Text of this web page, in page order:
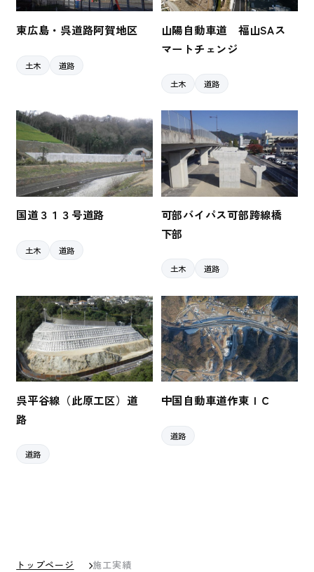
東広島・呉道路阿賀地区
土木 道路
山陽自動車道 福山SAス
マートチェンジ
土木 道路
国道３１３号道路
土木 道路
可部バイパス可部跨線橋
下部
土木 道路
呉平谷線（此原工区）道
路
道路
中国自動車道作東ＩＣ
道路
トップページ 施工実績